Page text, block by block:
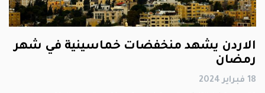
الاردن يشهد منخفضات خماسينية في شهر
رمضان
18 فبراير 2024